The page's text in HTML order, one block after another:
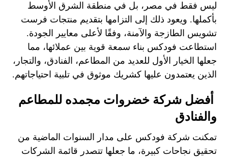
ليس فقط في مصر، بل في منطقة الشرق الأوسط
بأكملها. ويعود ذلك إلى التزامها بتقديم منتجات فرست
تشويس الطازجة والآمنة، وفقًا لأعلى معايير الجودة.
استطاعت فودكس بناء سمعة قوية بين عملائها، مما
جعلها الخيار الأول للعديد من المطاعم، الفنادق، والتجار،
الذين يعتمدون عليها كشريك موثوق في تلبية احتياجاتهم.
أفضل شركة خضروات مجمده للمطاعم
والفنادق
تمكنت شركة فودكس على مدار السنوات الماضية من
تحقيق نجاحات كبيرة، ما جعلها تتصدر قائمة الشركات